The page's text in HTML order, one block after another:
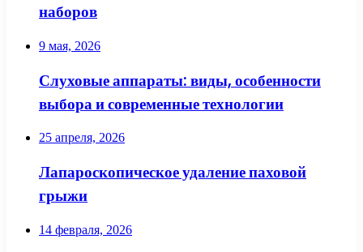
наборов
9 мая, 2026
Слуховые аппараты: виды, особенности
выбора и современные технологии
25 апреля, 2026
Лапароскопическое удаление паховой
грыжи
14 февраля, 2026